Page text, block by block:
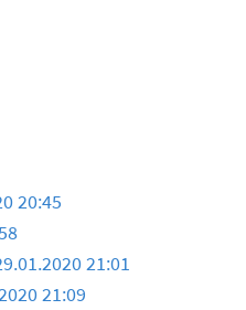
20:45
21:01
21:09